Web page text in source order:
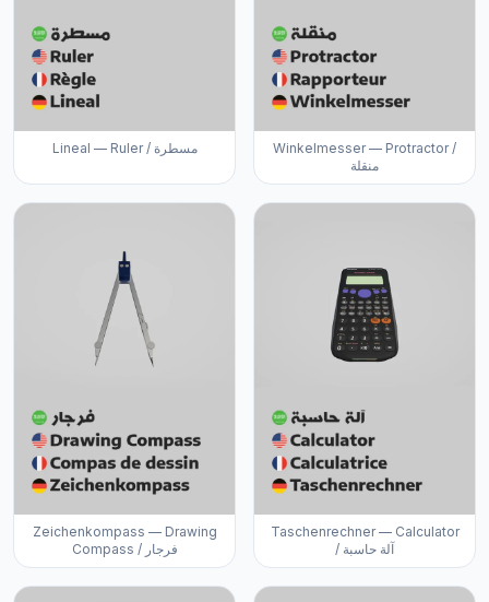
Lineal — Ruler / مسطرة
Winkelmesser — Protractor /
منقلة
Zeichenkompass — Drawing
Compass / فرجار
Taschenrechner — Calculator
/ آلة حاسبة